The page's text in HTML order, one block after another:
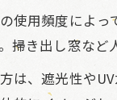
使用頻度によ
掃き出し窓な
は、遮光性や